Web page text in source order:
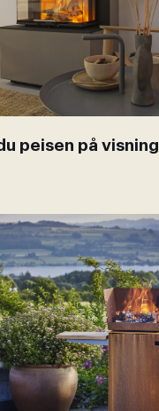
peisen på visning